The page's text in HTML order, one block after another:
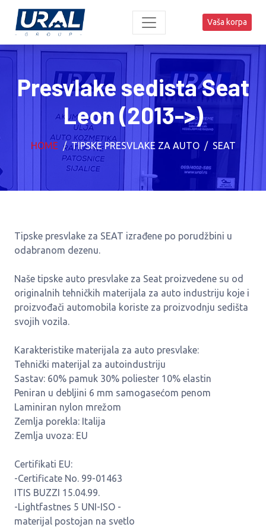
Vaša korpa
Presvlake sedista Seat
Leon (2013->)
HOME TIPSKE PRESVLAKE ZA AUTO SEAT
Tipske presvlake za SEAT izrađene po porudžbini u
odabranom dezenu.
Naše tipske auto presvlake za Seat proizvedene su od
originalnih tehničkih materijala za auto industriju koje i
proizvođači automobila koriste za proizvodnju sedišta
svojih vozila.
Karakteristike materijala za auto presvlake:
Tehnički materijal za autoindustriju
Sastav: 60% pamuk 30% poliester 10% elastin
Peniran u debljini 6 mm samogasećom penom
Laminiran nylon mrežom
Zemlja porekla: Italija
Zemlja uvoza: EU
Certifikati EU:
-Certificate No. 99-01463
ITIS BUZZI 15.04.99.
-Lightfastnes 5 UNI-ISO -
materijal postojan na svetlo